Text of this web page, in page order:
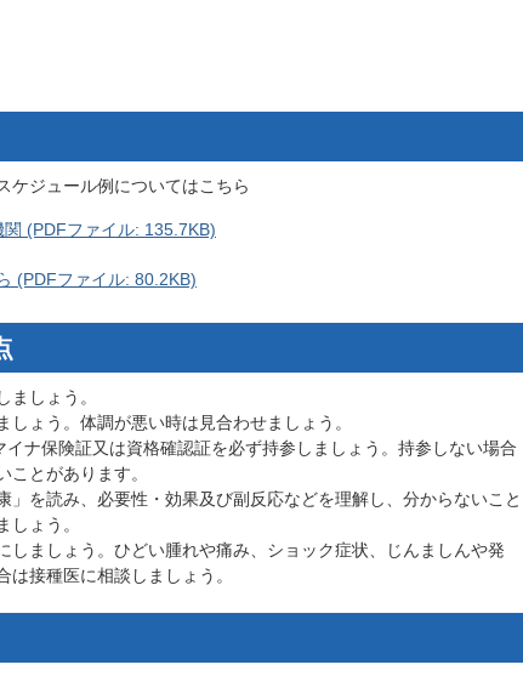
ケジュール例についてはこちら
(PDFファイル: 135.7KB)
(PDFファイル: 80.2KB)
ましょう。
ょう。体調が悪い時は見合わせましょう。
ナ保険証又は資格確認証を必ず持参しましょう。持参しない場合
とがあります。
」を読み、必要性・効果及び副反応などを理解し、分からないこと
しょう。
しましょう。ひどい腫れや痛み、ショック症状、じんましんや発
接種医に相談しましょう。